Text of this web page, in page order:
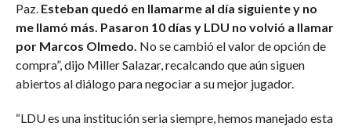
Paz. Esteban quedó en llamarme al día siguiente y no
me llamó más. Pasaron 10 días y LDU no volvió a llamar
por Marcos Olmedo. No se cambió el valor de opción de
compra”, dijo Miller Salazar, recalcando que aún siguen
abiertos al diálogo para negociar a su mejor jugador.
“LDU es una institución seria siempre, hemos manejado esta